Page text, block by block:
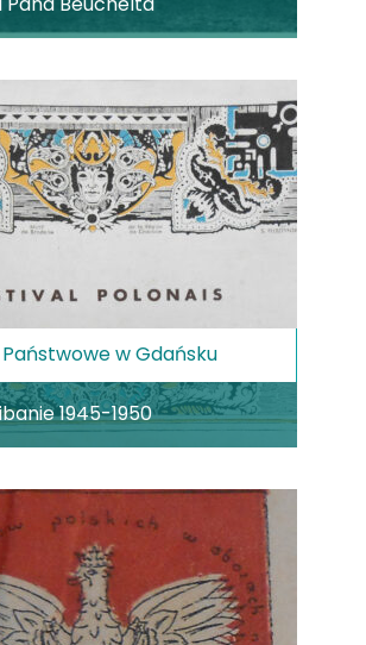
w Gdańsku
1945-1950